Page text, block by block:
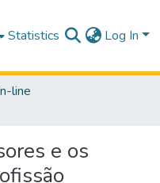
Statistics Log In
line
e os